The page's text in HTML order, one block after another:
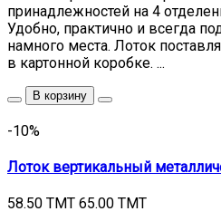
принадлежностей на 4
Удобно, практично и всегда
намного места. Лоток
в картонной коробке. ...
В корзину
-10%
Лоток вертикальный
58.50 TMT 65.00 TMT